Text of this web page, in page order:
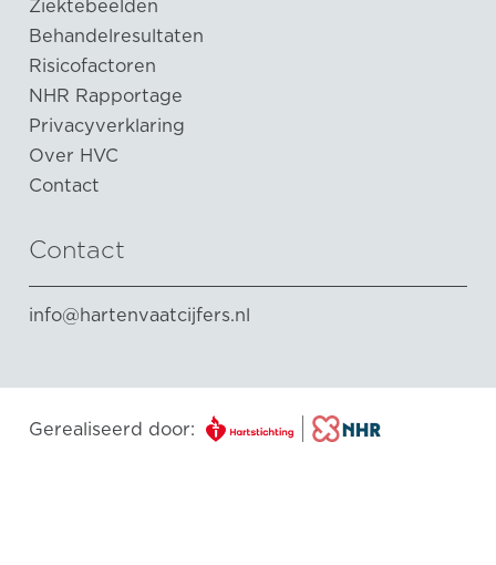
Ziektebeelden
Behandelresultaten
Risicofactoren
NHR Rapportage
Privacyverklaring
Over HVC
Contact
Contact
info@hartenvaatcijfers.nl
Gerealiseerd door: